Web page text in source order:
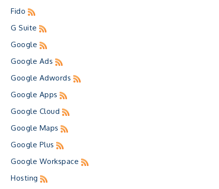
Fido
G Suite
Google
Google Ads
Google Adwords
Google Apps
Google Cloud
Google Maps
Google Plus
Google Workspace
Hosting